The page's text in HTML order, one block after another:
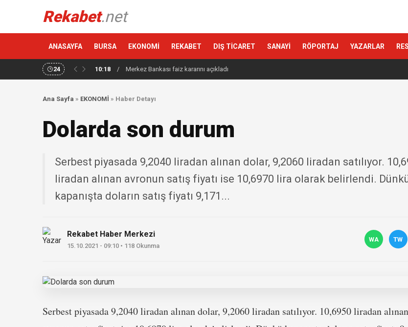
Rekabet.net
ANASAYFA BURSA EKONOMİ REKABET DIŞ TİCARET SANAYİ RÖPORTAJ YAZARLAR
24 10:18 / Merkez Bankası faiz kararını açıkladı
Ana Sayfa » EKONOMİ » Haber Detayı
Dolarda son durum
Serbest piyasada 9,2040 liradan alınan dolar, 9,2060 liradan satılıyor.
liradan alınan avronun satış fiyatı ise 10,6970 lira olarak belirlendi.
kapanışta doların satış fiyatı 9,171...
Rekabet Haber Merkezi
15.10.2021 - 09:10 • 118 Okunma
WA TW
Serbest piyasada 9,2040 liradan alınan dolar, 9,2060 liradan satılıyor. 10,6950 liradan alınan